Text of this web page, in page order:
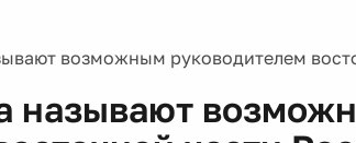
возможным руководителем
называют